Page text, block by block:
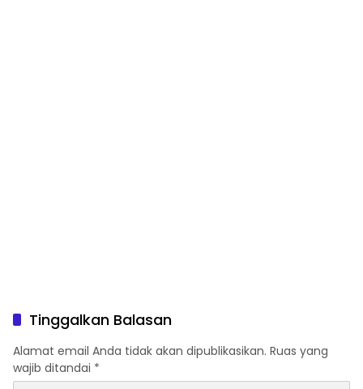
Tinggalkan Balasan
Alamat email Anda tidak akan dipublikasikan. Ruas yang
wajib ditandai *